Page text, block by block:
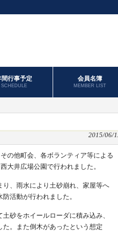
間行事予定
SCHEDULE
会員名簿
MEMBER LIST
2015/06/
の他町会、各ボランティア等による
大井広場公園で行われました。
、雨水により土砂崩れ、家屋等へ
活動が行われました。
砂をホイールローダに積み込み、
。また倒木があったという想定